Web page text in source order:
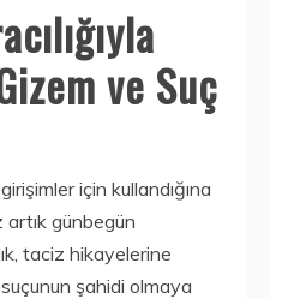
ve Suç
için kullandığına
günbegün
taciz hikayelerine
şahidi olmaya